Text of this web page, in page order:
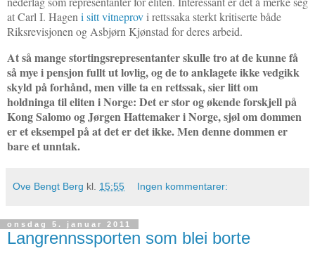
at Carl I. Hageni sitt vitneprovi rettssaka sterkt kritiserte både
Riksrevisjonen og Asbjørn Kjønstad for deres arbeid.
At så mange stortingsrepresentanter skulle tro at de kunne få
så mye i pensjon fullt ut lovlig, og de to anklagete ikke vedgikk
skyld på forhånd, men ville ta en rettssak, sier litt om
holdninga til eliten i Norge: Deterstor og økende forskjell på
Kong Salomo og Jørgen Hattemaker i Norge, sjøl om dommen
er et eksempel på at det er det ikke. Men denne dommen er
bare et unntak.
Ove Bengt Berg kl. 15:55 Ingen kommentarer:
onsdag 5. januar 2011
Langrennssporten som blei borte